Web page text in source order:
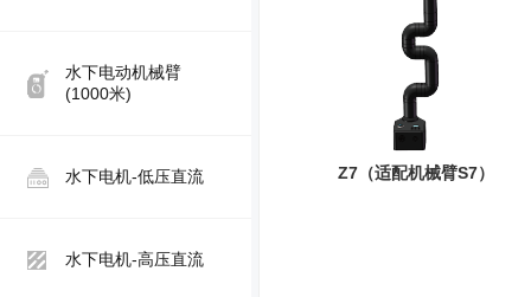
水下电动机械臂
(1000米)
水下电机-低压直流
水下电机-高压直流
Z7（适配机械臂S7）